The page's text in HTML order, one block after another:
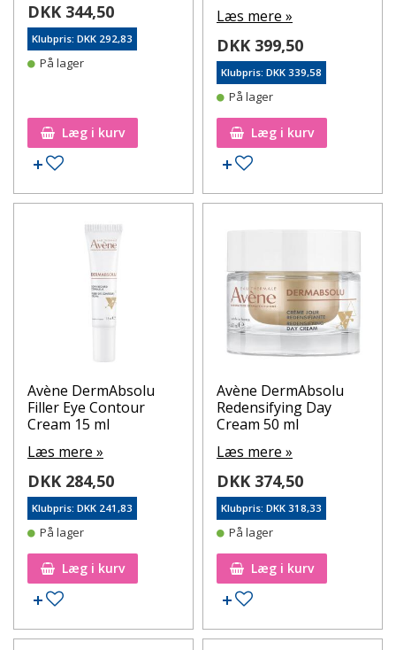
DKK 344,50
Klubpris: DKK 292,83
På lager
Læg i kurv
Tilføj til ønskeseddel
Læs mere »
DKK 399,50
Klubpris: DKK 339,58
På lager
Læg i kurv
Tilføj til ønskeseddel
Avène DermAbsolu
Filler Eye Contour
Cream 15 ml
Læs mere »
DKK 284,50
Klubpris: DKK 241,83
På lager
Læg i kurv
Tilføj til ønskeseddel
Avène DermAbsolu
Redensifying Day
Cream 50 ml
Læs mere »
DKK 374,50
Klubpris: DKK 318,33
På lager
Læg i kurv
Tilføj til ønskeseddel